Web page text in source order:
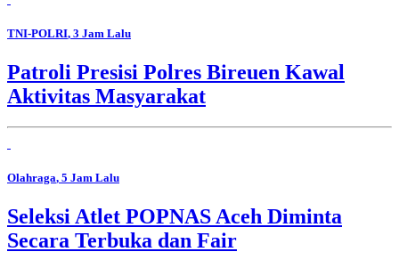
TNI-POLRI, 3 Jam Lalu
Patroli Presisi Polres Bireuen Kawal
Aktivitas Masyarakat
Olahraga, 5 Jam Lalu
Seleksi Atlet POPNAS Aceh Diminta
Secara Terbuka dan Fair